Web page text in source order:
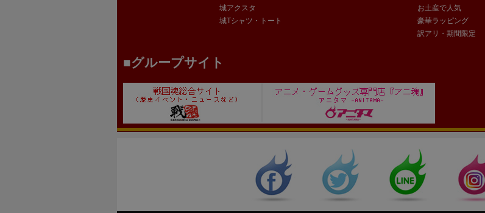
城アクスタ
城Tシャツ・トート
お土産で人気
豪華ラッピング
訳アリ・期間限定
グループサイト